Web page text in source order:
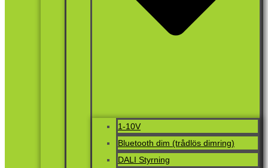
1-10V
Bluetooth dim (trådlös dimring)
DALI Styrning